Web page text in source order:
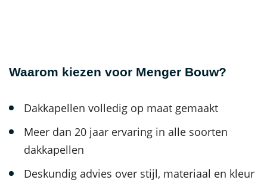
Waarom kiezen voor Menger Bouw?
Dakkapellen volledig op maat gemaakt
Meer dan 20 jaar ervaring in alle soorten
dakkapellen
Deskundig advies over stijl, materiaal en kleur